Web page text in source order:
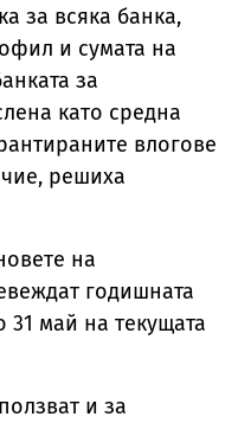
за всяка банка,
и сумата на
за
като средна
влогове
решиха
на
годишната
май на текущата
и за